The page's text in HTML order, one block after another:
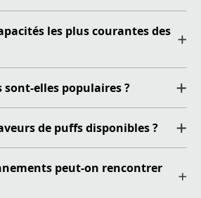
les plus courantes des
elles populaires ?
de puffs disponibles ?
peut-on rencontrer